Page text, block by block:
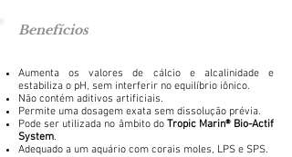
Benefícios
Aumenta os valores de cálcio e alcalinidade e
estabiliza o pH, sem interferir no equilíbrio iônico.
Não contém aditivos artificiais.
Permite uma dosagem exata sem dissolução prévia.
Pode ser utilizada no âmbito do Tropic Marin® Bio-Actif
System.
Adequado a um aquário com corais moles, LPS e SPS.